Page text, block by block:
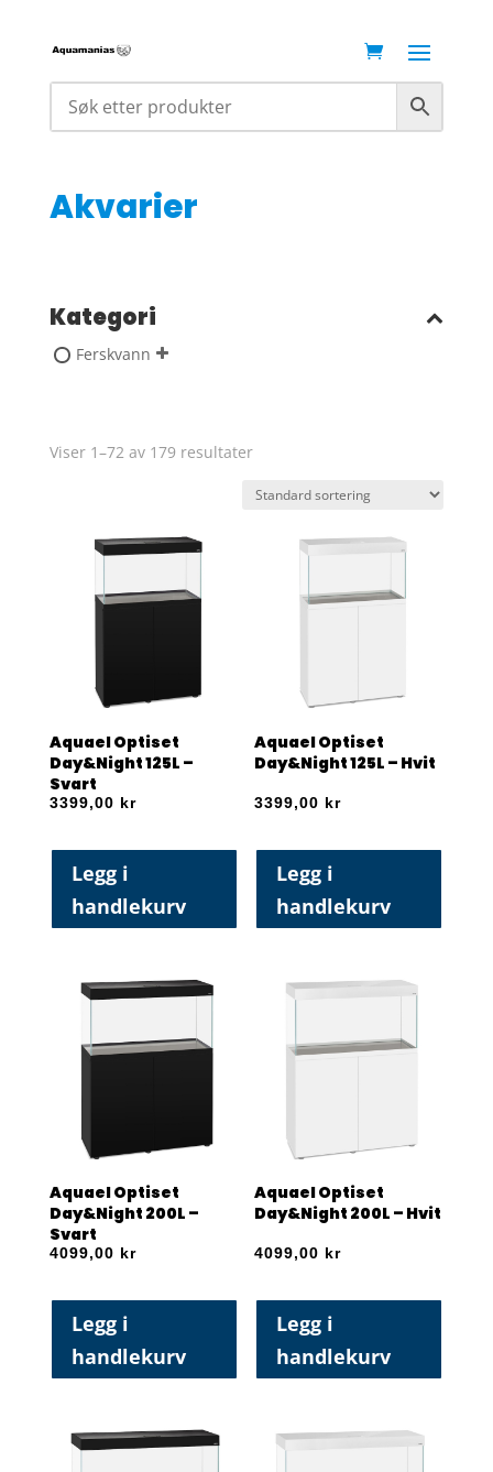
Akvarier
Kategori
Ferskvann
Viser 1–72 av 179 resultater
Aquael Optiset
Day&Night 125L –
Svart
3399,00 kr
Legg i
handlekurv
Aquael Optiset
Day&Night 125L – Hvit
3399,00 kr
Legg i
handlekurv
Aquael Optiset
Day&Night 200L –
Svart
4099,00 kr
Legg i
handlekurv
Aquael Optiset
Day&Night 200L – Hvit
4099,00 kr
Legg i
handlekurv